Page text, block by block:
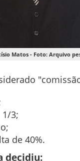
Matos - Foto: Arquivo
1/3;
de 40%.
decidiu: